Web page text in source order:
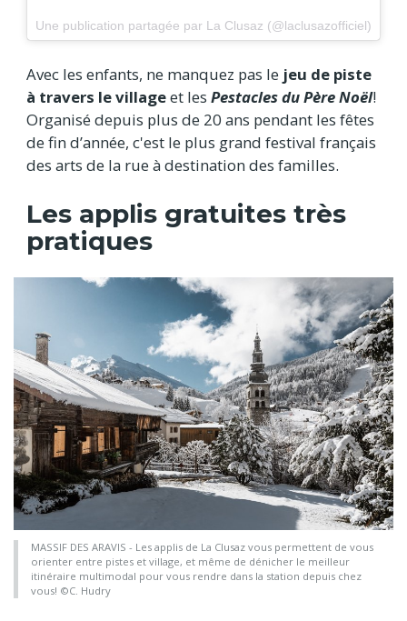
Une publication partagée par La Clusaz (@laclusazofficiel)
Avec les enfants, ne manquez pas le jeu de piste
à travers le villageet les Pestacles du Père Noël!
Organisé depuis plus de 20 ans pendant les fêtes
de fin d’année, c'est le plus grand festival français
des arts de la rue à destination des familles.
Les applis gratuites très
pratiques
MASSIF DES ARAVIS - Les applis de La Clusaz vous permettent de vous
orienter entre pistes et village, et même de dénicher le meilleur
itinéraire multimodal pour vous rendre dans la station depuis chez
vous! ©C. Hudry